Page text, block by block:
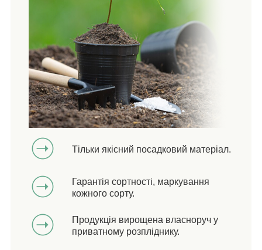
Тільки якісний посадковий матеріал.
Гарантія сортності, маркування
кожного сорту.
Продукція вирощена власноруч у
приватному розпліднику.